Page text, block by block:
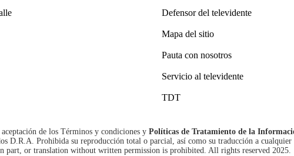
Defensor del televidente
Mapa del sitio
Pauta con nosotros
Servicio al televidente
TDT
de los Términos y condiciones y Políticas de Tratamiento de la
D.R.A. Prohibida su reproducción total o parcial, así como su traducción a
part, or translation without written permission is prohibited. All rights reserved 2025.